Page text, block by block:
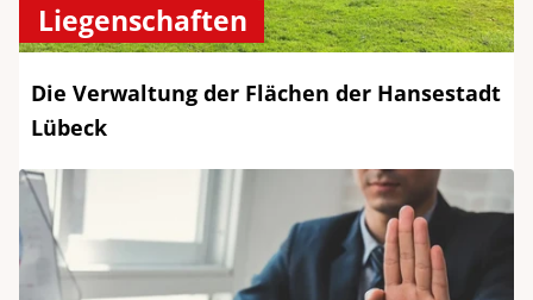
Liegenschaften
Die Verwaltung der Flächen der Hansestadt
Lübeck